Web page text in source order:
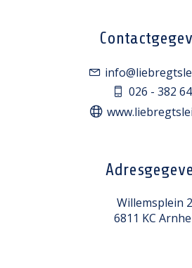
026 - 382
Willemsplein
6811 KC